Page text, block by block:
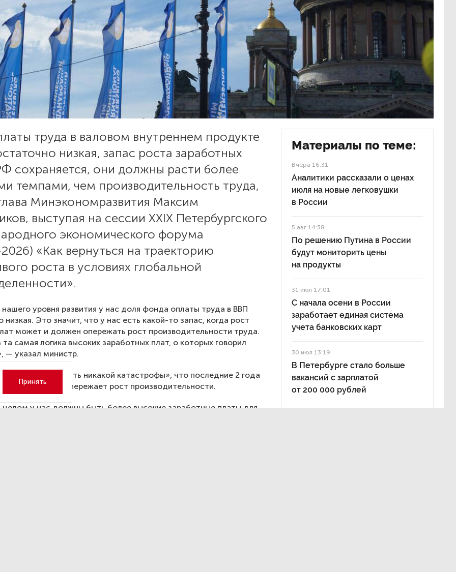
труда в валовом внутреннем продукте
низкая, запас роста заработных
сохраняется, они должны расти более
темпами, чем производительность труда,
Минэкономразвития Максим
выступая на сессии XXIX Петербургского
экономического форума
«Как вернуться на траекторию
роста в условиях глобальной
уровня развития у нас доля фонда оплаты труда в ВВП
низкая. Это значит, что у нас есть какой-то запас, когда рост
может и должен опережать рост производительности труда.
та самая логика высоких заработных плат, о которых говорил
— указал министр.
«не надо делать никакой катастрофы», что последние 2 года
существенно опережает рост производительности.
у нас должны быть более высокие заработные платы для
Материалы по теме:
Вчера 16:31
Аналитики рассказали о ценах
июля на новые легковушки
в России
5 авг 14:38
По решению Путина в России
будут мониторить цены
на продукты
31 июл 17:01
С начала осени в России
заработает единая система
учета банковских карт
30 июл 13:19
В Петербурге стало больше
вакансий с зарплатой
от 200 000 рублей
Принять